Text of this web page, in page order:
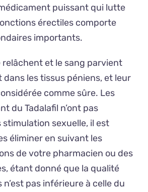
puissant qui lutte
érectiles comporte
importants.
relâchent et le sang parvient
les tissus péniens, et leur
comme sûre. Les
du Tadalafil n’ont pas
stimulation sexuelle, il est
éliminer en suivant les
de votre pharmacien ou des
étant donné que la qualité
pas inférieure à celle du